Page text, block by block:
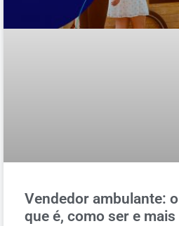
Vendedor ambulante: o
que é, como ser e mais